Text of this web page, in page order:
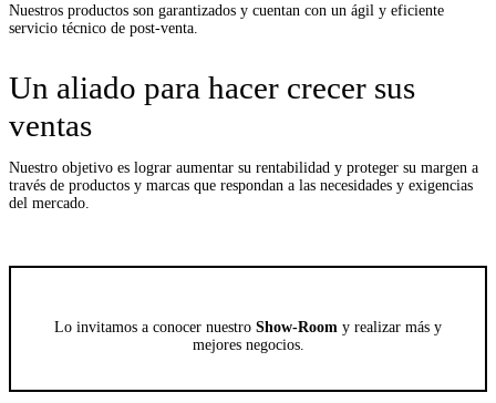
Nuestros productos son garantizados y cuentan con un ágil y eficiente
servicio técnico de post-venta.
Un aliado para hacer crecer sus
ventas
Nuestro objetivo es lograr aumentar su rentabilidad y proteger su margen a
través de productos y marcas que respondan a las necesidades y exigencias
del mercado.
Lo invitamos a conocer nuestro Show-Room y realizar más y
mejores negocios.